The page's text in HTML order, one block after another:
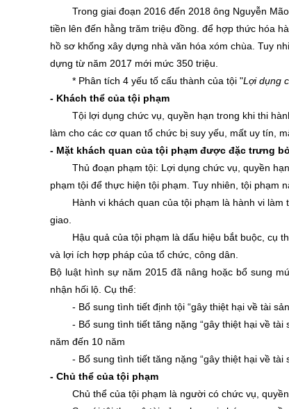
Trong giai đoạn 2016 đến 2018 ông Nguyễn
tiền lên đến hằng trăm triệu đồng. để hợp thức hóa
hồ sơ khống xây dựng nhà văn hóa xóm chùa. Tuy
dựng từ năm 2017 mới mức 350 triệu.
* Phân tích 4 yếu tố cấu thành của tội "Lợi dụng
- Khách thể của tội phạm
Tội lợi dụng chức vụ, quyền hạn trong khi thi
làm cho các cơ quan tổ chức bị suy yếu, mất uy tín,
- Mặt khách quan của tội phạm được đặc trưng
Thủ đoạn phạm tội: Lợi dụng chức vụ, quyền
phạm tội để thực hiện tội phạm. Tuy nhiên, tội phạm
Hành vi khách quan của tội phạm là hành vi
giao.
Hậu quả của tội phạm là dấu hiệu bắt buộc, cụ
và lợi ích hợp pháp của tổ chức, công dân.
Bộ luật hình sự năm 2015 đã nâng hoặc bổ sung
nhận hối lộ. Cụ thể:
- Bổ sung tình tiết định tội “gây thiệt hại về tài
- Bổ sung tình tiết tăng nặng “gây thiệt hại về
năm đến 10 năm
- Bổ sung tình tiết tăng nặng “gây thiệt hại về
- Chủ thể của tội phạm
Chủ thể của tội phạm là người có chức vụ, quyền